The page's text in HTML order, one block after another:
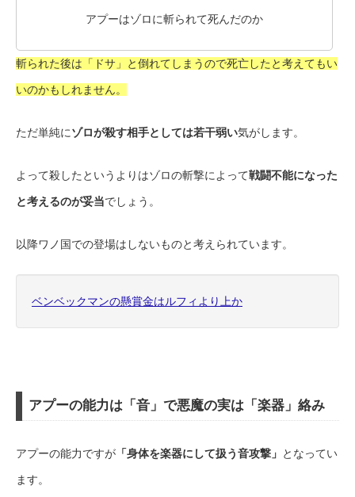
アプーはゾロに斬られて死んだのか
斬られた後は「ドサ」と倒れてしまうので死亡したと考えてもい
いのかもしれません。
ただ単純にゾロが殺す相手としては若干弱い気がします。
よって殺したというよりはゾロの斬撃によって戦闘不能になった
と考えるのが妥当でしょう。
以降ワノ国での登場はしないものと考えられています。
ベンベックマンの懸賞金はルフィより上か
アプーの能力は「音」で悪魔の実は「楽器」絡み
アプーの能力ですが 「身体を楽器にして扱う音攻撃」 となってい
ます。